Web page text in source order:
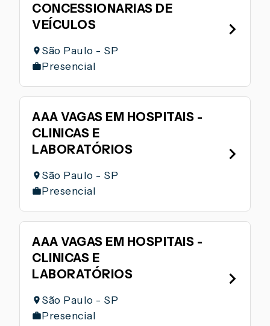
CONCESSIONARIAS DE
VEÍCULOS
São Paulo - SP
Presencial
AAA VAGAS EM HOSPITAIS -
CLINICAS E
LABORATÓRIOS
São Paulo - SP
Presencial
AAA VAGAS EM HOSPITAIS -
CLINICAS E
LABORATÓRIOS
São Paulo - SP
Presencial